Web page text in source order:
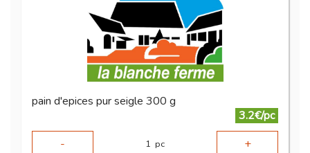
pain d'epices pur seigle 300 g
3.2€/pc
-
1 pc +